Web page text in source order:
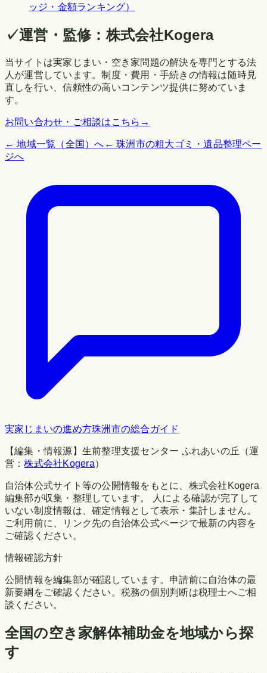
ッジ・金額ランキング）
✓運営・監修：株式会社Kogera
当サイトは実家じまい・空き家問題の解決を専門とする法
人が運営しています。制度・費用・手続きの情報は随時見
直しを行い、信頼性の高いコンテンツ提供に努めていま
す。
お問い合わせ・ご相談はこちら →
← 地域一覧（全国）へ ←珠洲市の粗大ゴミ・遺品整理ペー
ジへ
実家じまいの進め方珠洲市の総合ガイド
【編集・情報源】生前整理支援センター ふれあいの丘（運
営：株式会社Kogera）
自治体公式サイト等の公開情報をもとに、株式会社Kogera
編集部が収集・整理しています。 人による確認が完了して
いない制度情報は、確定情報として表示・集計しません。
ご利用前に、リンク先の自治体公式ページで最新の内容を
ご確認ください。
情報確認方針
公開情報を編集部が確認しています。申請前に自治体の最
新要綱をご確認ください。税務の個別判断は税理士へご相
談ください。
全国の空き家解体補助金を地域から探
す